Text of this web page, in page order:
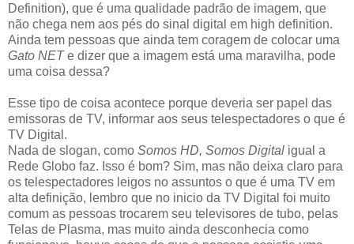
Definition), que é uma qualidade padrão de imagem, que
não chega nem aos pés do sinal digital em high definition.
Ainda tem pessoas que ainda tem coragem de colocar uma
Gato NETe dizer que a imagem está uma maravilha, pode
uma coisa dessa?
Esse tipo de coisa acontece porque deveria ser papel das
emissoras de TV, informar aos seus telespectadores o que é
TV Digital.
Nada de slogan, como Somos HD, Somos Digital igual a
Rede Globo faz. Isso é bom? Sim, mas não deixa claro para
os telespectadores leigos no assuntos o que é uma TV em
alta definição, lembro que no inicio da TV Digital foi muito
comum as pessoas trocarem seu televisores de tubo, pelas
Telas de Plasma, mas muito ainda desconhecia como